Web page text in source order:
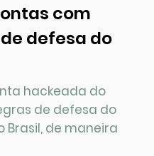
com
defesa do
hackeada do
de defesa do
Brasil, de maneira